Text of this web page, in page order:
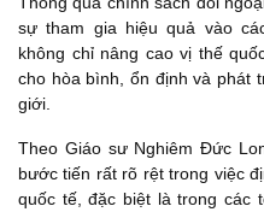
sự tham gia hiệu quả vào
không chỉ nâng cao vị thế
cho hòa bình, ổn định và phát
giới.
Theo Giáo sư Nghiêm Đức
bước tiến rất rõ rệt trong việc
quốc tế, đặc biệt là trong các